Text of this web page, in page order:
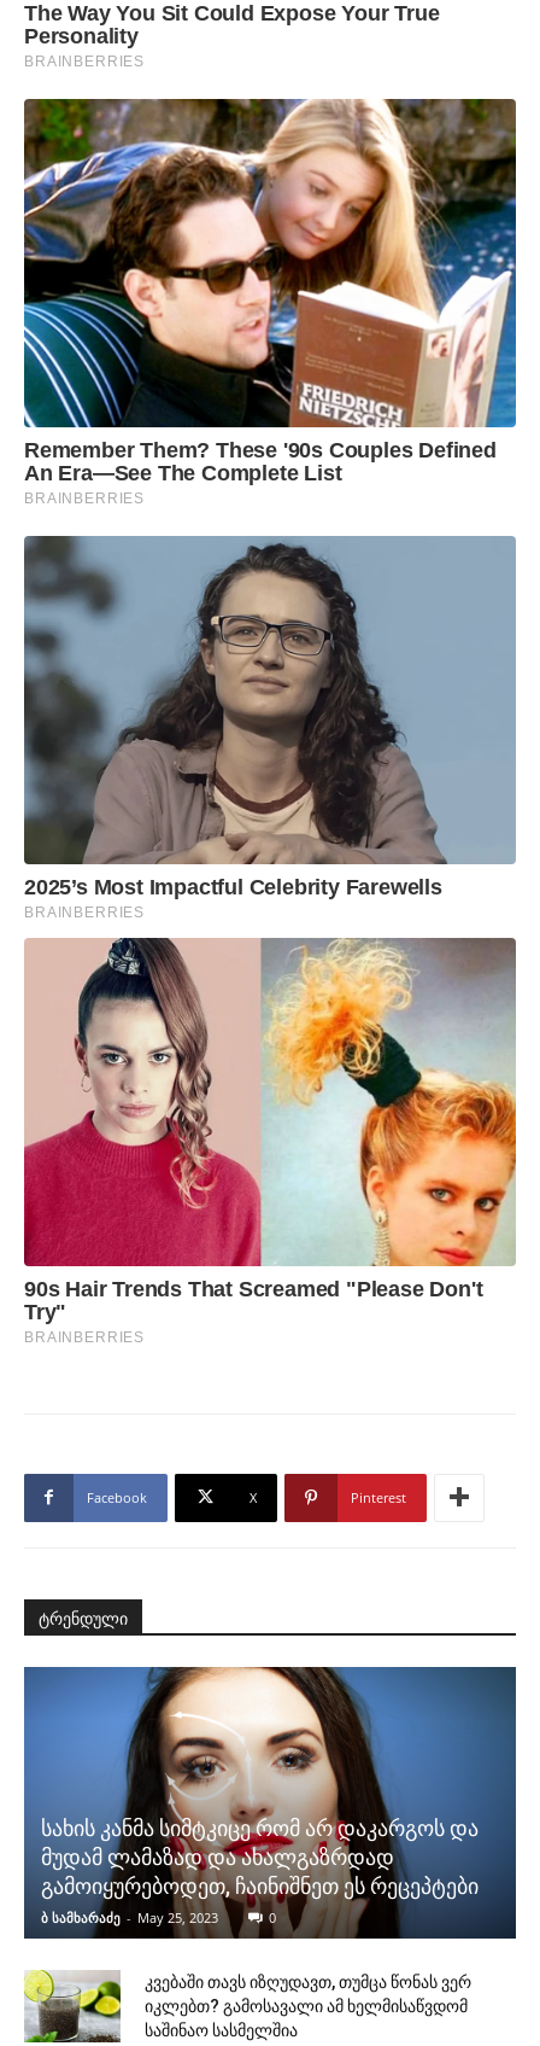
Facebook X Pinterest
ტრენდული
სახის კანმა სიმტკიცე რომ არ დაკარგოს და
მუდამ ლამაზად და ახალგაზრდად
გამოიყურებოდეთ, ჩაინიშნეთ ეს რეცეპტები
ბ სამხარაძე - May 25, 2023 0
კვებაში თავს იზღუდავთ, თუმცა წონას ვერ
იკლებთ? გამოსავალი ამ ხელმისაწვდომ
საშინაო სასმელშია